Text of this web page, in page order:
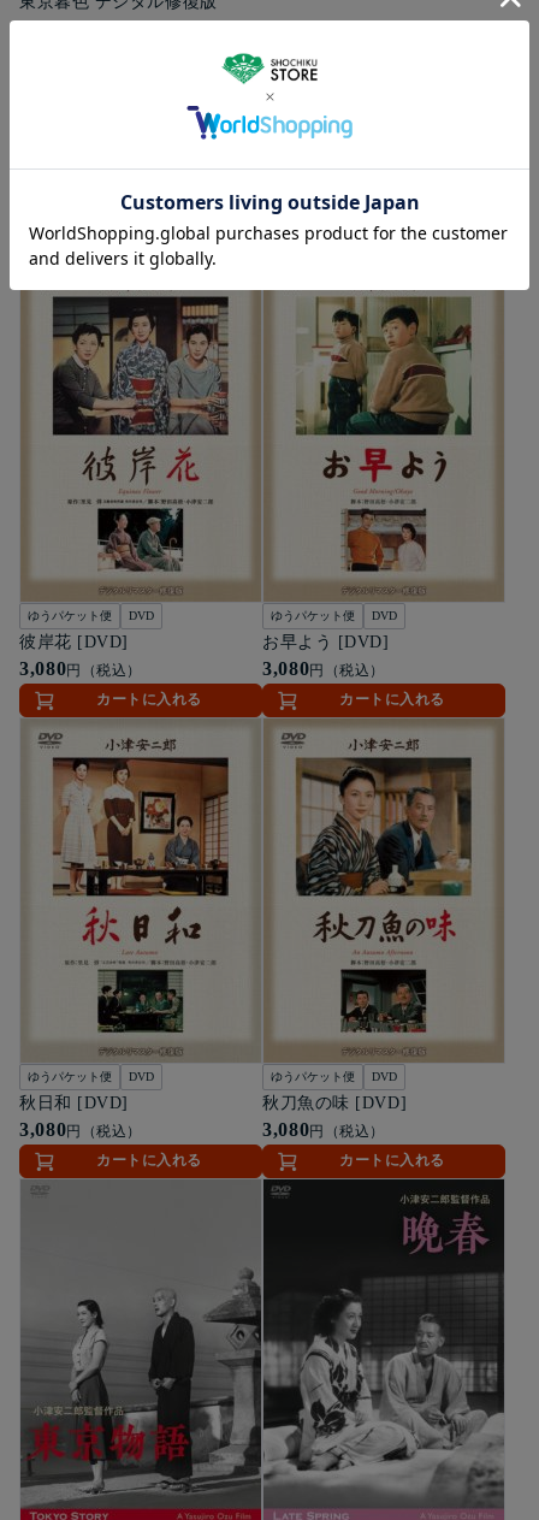
ゆうパケット便 DVD
彼岸花 [DVD]
3,080円（税込）
カートに入れる
ゆうパケット便 DVD
お早よう [DVD]
3,080円（税込）
カートに入れる
ゆうパケット便 DVD
秋日和 [DVD]
3,080円（税込）
カートに入れる
ゆうパケット便 DVD
秋刀魚の味 [DVD]
3,080円（税込）
カートに入れる